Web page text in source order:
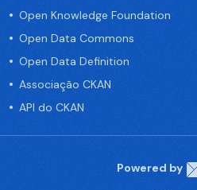
Open Knowledge Foundation
Open Data Commons
Open Data Definition
Associação CKAN
API do CKAN
Powered by